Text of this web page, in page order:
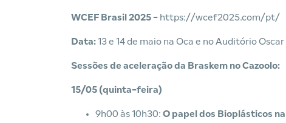
WCEF Brasil 2025 - https://wcef2025.com/pt/
Data:13 e 14 de maio na Oca e no Auditório
Sessões de aceleração da Braskem no Cazoolo:
15/05 (quinta-feira)
9h00 às 10h30: O papel dos Bioplásticos